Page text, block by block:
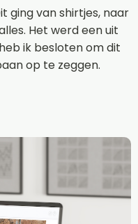
ging van shirtjes, naar
Het werd een uit
ik besloten om dit
op te zeggen.